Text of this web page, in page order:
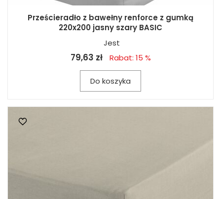
Prześcieradło z bawełny renforce z gumką
220x200 jasny szary BASIC
Jest
79,63 zł Rabat: 15 %
Do koszyka